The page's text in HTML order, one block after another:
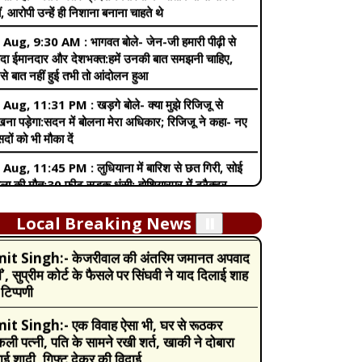
बात नहीं हुई तभी तो आंदोलन हुआ
Aug, 11:31 PM :खड़गे बोले- क्या मुझे रिजिजू से
पड़ेगा:सदन में बोलना मेरा अधिकार; रिजिजू ने कहा- नए
को भी मौका दें
Aug, 11:45 PM :लुधियाना में बारिश से छत गिरी, सोई
की मौत:30 फीट सड़क धंसी; होशियारपुर में ट्रैक्टर-
बहे, पटियाला में शोरूम ढहा
Aug, 2:54 AM : झारखंड में प्रदर्शनकारी छात्र सरकार
को तैयार:11 लोगों की टीम में 2 पत्रकार और 1
Aug, 2:34 PM :114 राफेल फाइटर जेट के लिए फ्रांस
सौंपा:भारत में ही बनाने और स्वदेशी कलपुर्जे लगाने का
यही हमारी मांग थी
9:26 AM :
फायरिंग:30 गोलियां मारीं, रोहित गोदारा गैंग ने ली
3 हमलावर रिवॉल्वर लहराते भागे,VIDEO
Aug, 5:39 AM :पत्रकार तेजपाल को रेप केस में 10
Local Breaking News
Singh:- Pregnancy में इन वजहों से बढ़
है खुजली की समस्या, नजरअंदाज करने की गलती मां
दोनों के लिए खतरा
Singh:- Income Tax Budget 2024:
को मिल गई बड़ी सौगात, निर्मला सीतारमण ने न्यू
Singh:-केजरीवाल की अंतरिम जमानत अपवाद
सुप्रीम कोर्ट के फैसले पर सिंघवी ने याद दिलाई शाह
Singh:-एक विवाह ऐसा भी, घर से रूठकर
पत्नी, पति के सामने रखी शर्त, खाकी ने दोबारा
शादी, गिफ्ट देकर की विदाई